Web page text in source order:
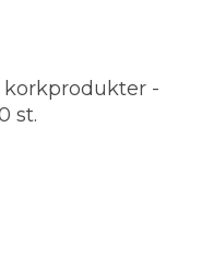
korkprodukter -
st.